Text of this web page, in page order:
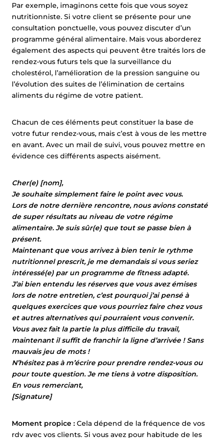
Par exemple, imaginons cette fois que vous soyez
nutritionniste. Si votre client se présente pour une
consultation ponctuelle, vous pouvez discuter d’un
programme général alimentaire. Mais vous aborderez
également des aspects qui peuvent être traités lors de
rendez-vous futurs tels que la surveillance du
cholestérol, l’amélioration de la pression sanguine ou
l’évolution des suites de l’élimination de certains
aliments du régime de votre patient.
Chacun de ces éléments peut constituer la base de
votre futur rendez-vous, mais c’est à vous de les mettre
en avant. Avec un mail de suivi, vous pouvez mettre en
évidence ces différents aspects aisément.
Cher(e) [nom],
Je souhaite simplement faire le point avec vous.
Lors de notre dernière rencontre, nous avions constaté
de super résultats au niveau de votre régime
alimentaire. Je suis sûr(e) que tout se passe bien à
présent.
Maintenant que vous arrivez à bien tenir le rythme
nutritionnel prescrit, je me demandais si vous seriez
intéressé(e) par un programme de fitness adapté.
J’ai bien entendu les réserves que vous avez émises
lors de notre entretien, c’est pourquoi j’ai pensé à
quelques exercices que vous pourriez faire chez vous
et autres alternatives qui pourraient vous convenir.
Vous avez fait la partie la plus difficile du travail,
maintenant il suffit de franchir la ligne d’arrivée ! Sans
mauvais jeu de mots !
N’hésitez pas à m’écrire pour prendre rendez-vous ou
pour toute question. Je me tiens à votre disposition.
En vous remerciant,
[Signature]
Moment propice : Cela dépend de la fréquence de vos
rdv avec vos clients. Si vous avez pour habitude de les